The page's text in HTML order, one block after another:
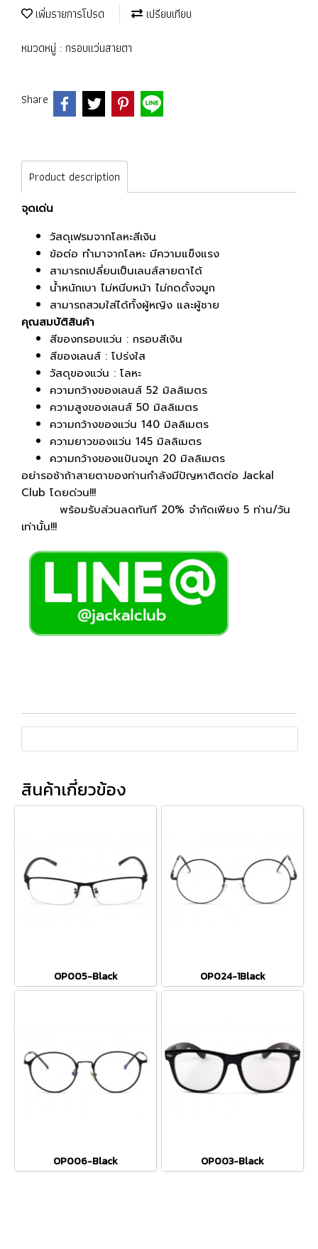
เพิ่มรายการโปรด
เปรียบเทียบ
หมวดหมู่ : กรอบแว่นสายตา
Share
Product description
จุดเด่น
วัสดุเฟรมจากโลหะสีเงิน
ข้อต่อ ทำมาจากโลหะ มีความแข็งแรง
สามารถเปลี่ยนเป็นเลนส์สายตาได้
น้ำหนักเบา ไม่หนีบหน้า ไม่กดดั้งจมูก
สามารถสวมใส่ได้ทั้งผู้หญิง และผู้ชาย
คุณสมบัติสินค้า
สีของกรอบแว่น : กรอบสีเงิน
สีของเลนส์ : โปร่งใส
วัสดุของแว่น : โลหะ
ความกว้างของเลนส์ 52 มิลลิเมตร
ความสูงของเลนส์ 50 มิลลิเมตร
ความกว้างของแว่น 140 มิลลิเมตร
ความยาวของแว่น 145 มิลลิเมตร
ความกว้างของแป้นจมูก 20 มิลลิเมตร
อย่ารอช้าถ้าสายตาของท่านกำลังมีปัญหาติดต่อ Jackal
Club โดยด่วน!!!
พร้อมรับส่วนลดทันที 20% จำกัดเพียง 5 ท่าน/วัน
เท่านั้น!!!
สินค้าเกี่ยวข้อง
OP005-Black OP024-1Black
OP006-Black OP003-Black